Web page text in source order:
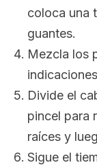
coloca una
guantes.
Mezcla los
Divide el
pincel para
raíces y
Sigue el